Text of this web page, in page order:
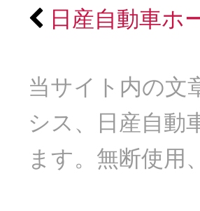
日産自動車ホ
当サイト内の文
シス、日産自動
ます。無断使用